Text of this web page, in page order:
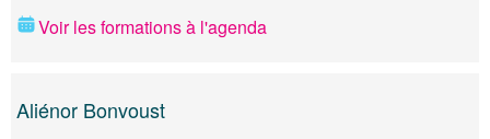
Voir les formations à l'agenda
Aliénor Bonvoust